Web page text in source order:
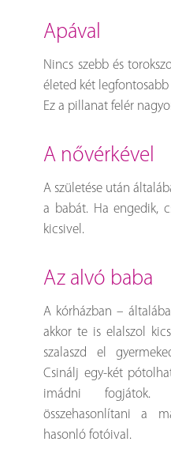
apával
Nincs szebb és
életed két
Ez a pillanat felér
a nővérkével
A születése után
a babát. Ha engedik,
kicsivel.
az alvó baba
A kórházban –
akkor te is elalszol
szalaszd el
Csinálj egy-két
imádni fogjátok.
összehasonlítani a
hasonló fotóival.